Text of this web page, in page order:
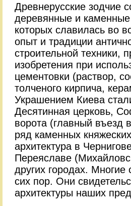
Древнерусские зодчие
деревянные и каменные
которых славилась во
опыт и традиции
строительной техники,
изобретения при
цементовки (раствор,
толченого кирпича,
Украшением Киева
Десятинная церковь,
ворота (главный въезд
ряд каменных
архитектура в
Переяславе
других городах.
сих пор. Они
архитектуры наших